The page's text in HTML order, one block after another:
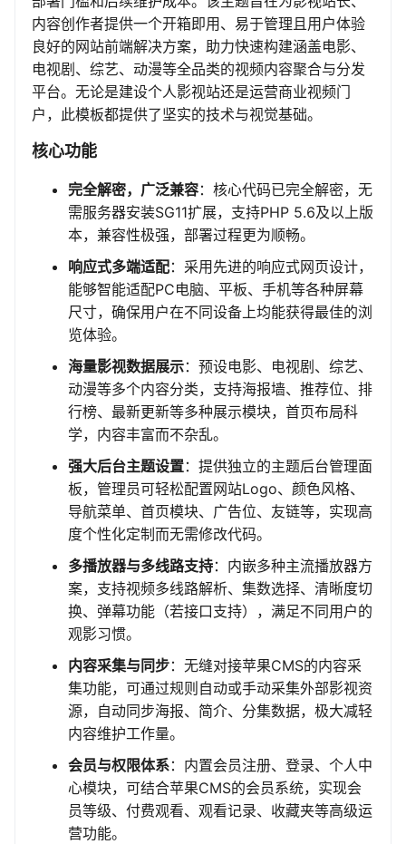
内容创作者提供一个开箱即用、易于管理且用户体验
良好的网站前端解决方案，助力快速构建涵盖电影、
电视剧、综艺、动漫等全品类的视频内容聚合与分发
平台。无论是建设个人影视站还是运营商业视频门
户，此模板都提供了坚实的技术与视觉基础。
核心功能
完全解密，广泛兼容：核心代码已完全解密，无
需服务器安装SG11扩展，支持PHP 5.6及以上版
本，兼容性极强，部署过程更为顺畅。
响应式多端适配：采用先进的响应式网页设计，
能够智能适配PC电脑、平板、手机等各种屏幕
尺寸，确保用户在不同设备上均能获得最佳的浏
览体验。
海量影视数据展示：预设电影、电视剧、综艺、
动漫等多个内容分类，支持海报墙、推荐位、排
行榜、最新更新等多种展示模块，首页布局科
学，内容丰富而不杂乱。
强大后台主题设置：提供独立的主题后台管理面
板，管理员可轻松配置网站Logo、颜色风格、
导航菜单、首页模块、广告位、友链等，实现高
度个性化定制而无需修改代码。
多播放器与多线路支持：内嵌多种主流播放器方
案，支持视频多线路解析、集数选择、清晰度切
换、弹幕功能（若接口支持），满足不同用户的
观影习惯。
内容采集与同步：无缝对接苹果CMS的内容采
集功能，可通过规则自动或手动采集外部影视资
源，自动同步海报、简介、分集数据，极大减轻
内容维护工作量。
会员与权限体系：内置会员注册、登录、个人中
心模块，可结合苹果CMS的会员系统，实现会
员等级、付费观看、观看记录、收藏夹等高级运
营功能。